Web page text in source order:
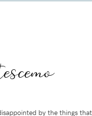
by the things that